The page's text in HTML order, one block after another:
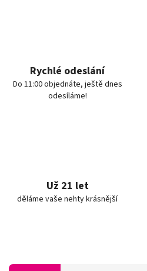
Rychlé odeslání
Do 11:00 objednáte, ještě dnes
odesíláme!
Už 21 let
děláme vaše nehty krásnější